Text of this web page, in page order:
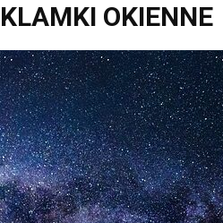
KLAMKI OKIENNE